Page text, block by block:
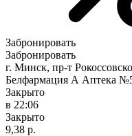
Забронировать
Забронировать
г. Минск, пр-т
Белфармация А Аптека
Закрыто
в 22:06
Закрыто
9,38 р.